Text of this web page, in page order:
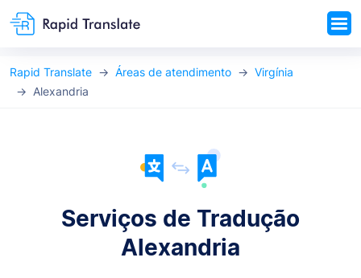
Rapid Translate Áreas de atendimento
Virgínia
Alexandria
Serviços de Tradução
Alexandria